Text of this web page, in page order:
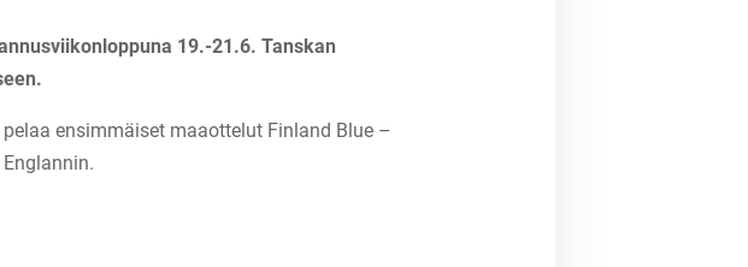
19.-21.6. Tanskan
ensimmäiset maaottelut Finland Blue –